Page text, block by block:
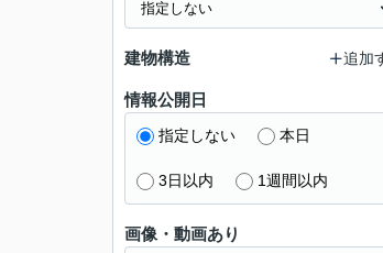
建物構造 追加
情報公開日
指定しない 本日
3日以内 1週間以内
画像・動画あり